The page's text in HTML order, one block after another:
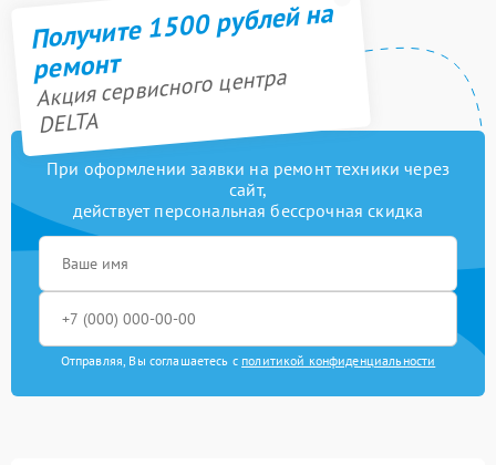
Получите 1500 рублей на
ремонт
Акция сервисного центра
DELTA
При оформлении заявки на ремонт техники через
сайт,
действует персональная бессрочная скидка
Отправляя, Вы соглашаетесь с политикой конфиденциальности